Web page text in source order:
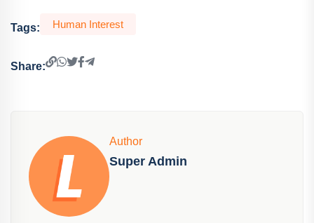
Tags: Human Interest
Share:
Author
Super Admin